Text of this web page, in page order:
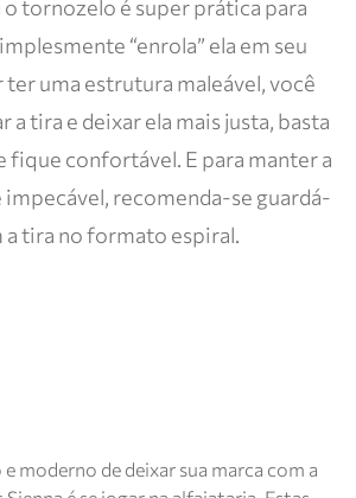
tornozelo é super prática para
“enrola” ela em seu
uma estrutura maleável, você
a tira e deixar ela mais justa, basta
fique confortável. E para manter a
impecável, recomenda-se guardá-
a tira no formato espiral.
moderno de deixar sua marca com a